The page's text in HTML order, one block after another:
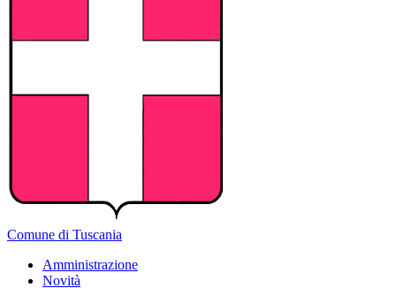
Comune di Tuscania
Amministrazione
Novità